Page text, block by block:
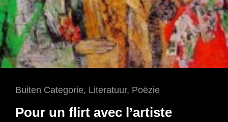
Cat
Buiten Categorie, Literatuur, Poëzie
Pour un flirt avec l’artiste